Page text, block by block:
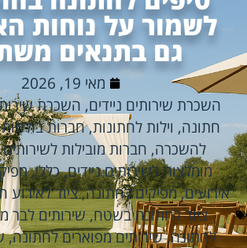
לשמור על נוחות
גם בתנאים
מאי 19, 2026
השכרת שירותים ניידים, השכרת
חתונה, וילות לחתונות,חברות בולטות
להשכרה, חברות מובילות לשירותים
מומלצות לשירותים ניידים,כללי,
אירועים,מפיקים לחתונה,ציוד לאירוע
ציוד לחתונה בשטח,שירותים לבר
לחתונה,שירותים מפוארים לחתונה,